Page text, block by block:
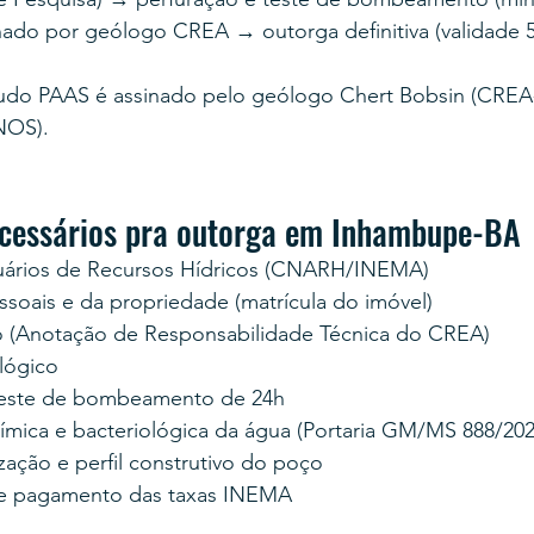
por geólogo CREA → outorga definitiva (validade
PAAS é assinado pelo geólogo Chert Bobsin
pra outorga em Inhambupe-BA
de Recursos Hídricos (CNARH/INEMA)
e da propriedade (matrícula do imóvel)
de Responsabilidade Técnica do CREA)
de bombeamento de 24h
e bacteriológica da água (Portaria GM/MS 888/
e perfil construtivo do poço
pagamento das taxas INEMA